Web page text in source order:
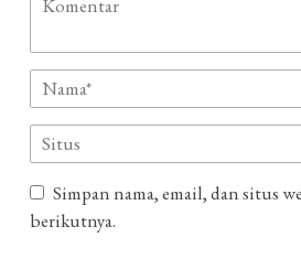
Simpan nama, email, dan situs
berikutnya.